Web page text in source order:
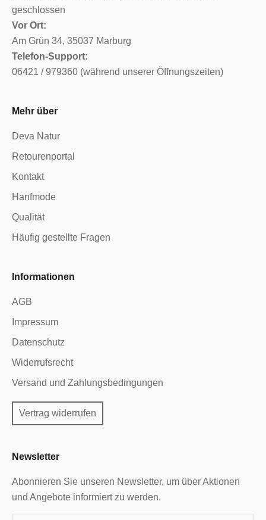
geschlossen
Vor Ort:
Am Grün 34, 35037 Marburg
Telefon-Support:
06421 / 979360 (während unserer Öffnungszeiten)
Mehr über
Deva Natur
Retourenportal
Kontakt
Hanfmode
Qualität
Häufig gestellte Fragen
Informationen
AGB
Impressum
Datenschutz
Widerrufsrecht
Versand und Zahlungsbedingungen
Vertrag widerrufen
Newsletter
Abonnieren Sie unseren Newsletter, um über Aktionen
und Angebote informiert zu werden.